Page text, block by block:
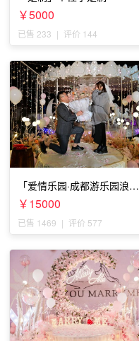
￥5000
已售 233 | 评价 144
「爱情乐园·成都游乐园浪漫
求婚」
￥15000
已售 1469 | 评价 577